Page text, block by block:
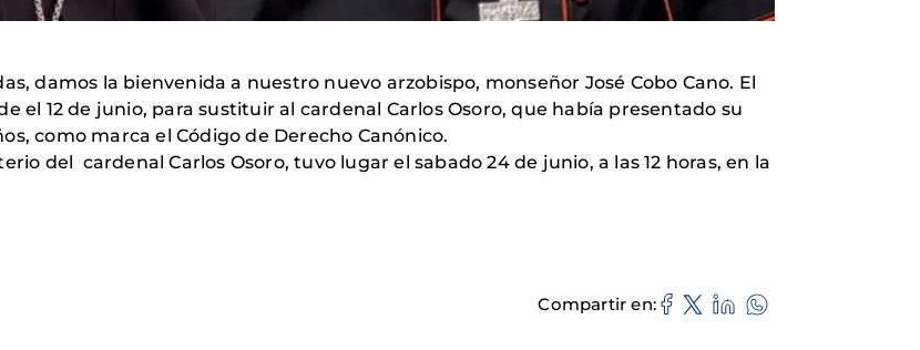
damos la bienvenida a nuestro nuevo arzobispo, monseñor José Cobo Cano. El
el 12 de junio, para sustituir al cardenal Carlos Osoro, que había presentado su
como marca el Código de Derecho Canónico.
del cardenal Carlos Osoro, tuvo lugar el sabado 24 de junio, a las 12 horas, en la
Compartir en